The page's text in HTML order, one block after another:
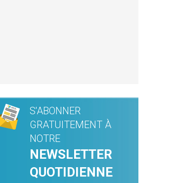
S'ABONNER
GRATUITEMENT À
NOTRE
NEWSLETTER
QUOTIDIENNE